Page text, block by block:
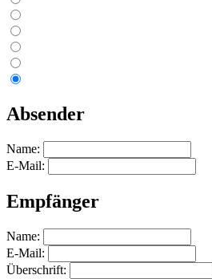
Absender
Name:
E-Mail:
Empfänger
Name:
E-Mail:
Überschrift: